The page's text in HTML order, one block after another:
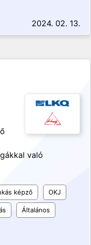
2024. 02. 13.
való
képző OKJ
Általános